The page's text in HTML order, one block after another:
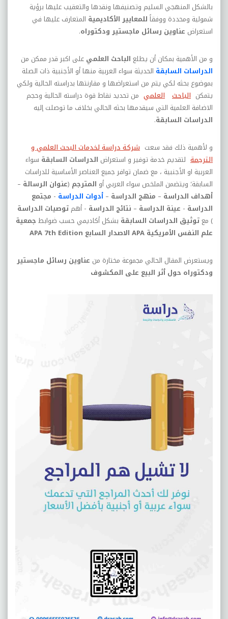
بالشكل المنهجي السليم وتصنيفها ونقدها والتعقيب عليها برؤية
شمولية ومحددة ووفقاً للمعايير الأكاديمية المتعارف عليها في
استعراض عناوين رسائل ماجستير ودكتوراه.
و من الأهمية بمكان أن يطلع الباحث العلمي على اكبر قدر ممكن من
الدراسات السابقة الحديثة سواء العربية منها أو الأجنبية ذات الصلة
بموضوع بحثه لكي يتم من استعراضها و مقارنتها بدراسته الحالية ولكي
يتمكن الباحث العلمي من تحديد نقاط قوة دراسته الحالية وحجم
الاضافة العلمية التي سيقدمها بحثه الحالي بخلاف ما توصلت إليه
الدراسات السابقة.
و لأهمية ذلك فقد سعت شركة دراسة لخدمات البحث العلمي و
الترجمة لتقديم خدمة توفير و استعراض الدراسات السابقة سواء
العربية او الأجنبية ، مع ضمان توافر جميع العناصر الأساسية للدراسات
السابقة؛ ويتضمن الملخص سواء العربي أو المترجم (عنوان الرسالة –
أهداف الدراسة – منهج الدراسة – أدوات الدراسة - مجتمع
الدراسة - عينة الدراسة – نتائج الدراسة - أهم توصيات الدراسة
) معتوثيق الدراسات السابقة بشكل أكاديمي حسب ضوابط جمعية
علم النفس الأمريكية APA الاصدار السابع APA 7th Edition
ويستعرض المقال الحالي مجموعة مختارة من عناوين رسائل ماجستير
ودكتوراه حول أثر البيع على المكشوف